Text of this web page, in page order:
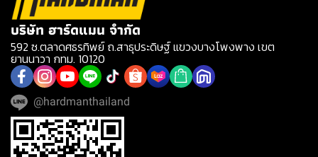
บริษัท ฮาร์ดแมน จำกัด
592 ซ.ตลาดศธรทิพย์ ถ.สาธุประดิษฐ์ แขวงบางโพงพาง เขต
ยานนาวา กทม. 10120
@hardmanthailand